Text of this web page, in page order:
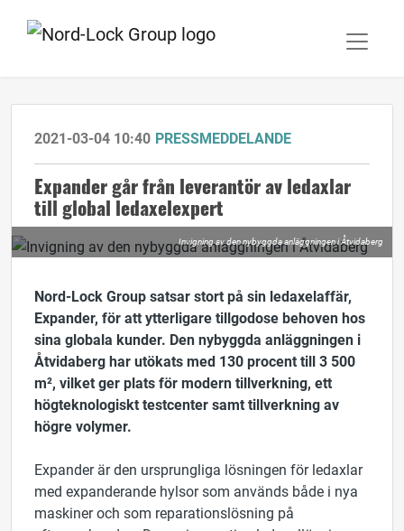
2021-03-04 10:40 PRESSMEDDELANDE
Expander går från leverantör av ledaxlar
till global ledaxelexpert
Invigning av den nybyggda anläggningen i Åtvidaberg
Nord-Lock Group satsar stort på sin ledaxelaffär,
Expander, för att ytterligare tillgodose behoven hos
sina globala kunder. Den nybyggda anläggningen i
Åtvidaberg har utökats med 130 procent till 3 500
m², vilket ger plats för modern tillverkning, ett
högteknologiskt testcenter samt tillverkning av
högre volymer.
Expander är den ursprungliga lösningen för ledaxlar
med expanderande hylsor som används både i nya
maskiner och som reparationslösning på